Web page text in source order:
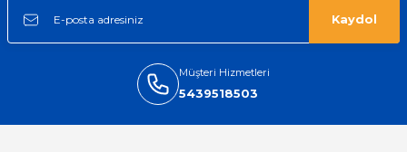
rahatsız etmiyor ve tam oturdu.
olacak...
Sinan Tatlicioglu | 30/01/2026
Kaydol
Müşteri Hizmetleri
5439518503